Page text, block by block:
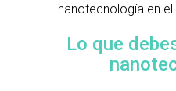
nanotecnología en el
Lo que